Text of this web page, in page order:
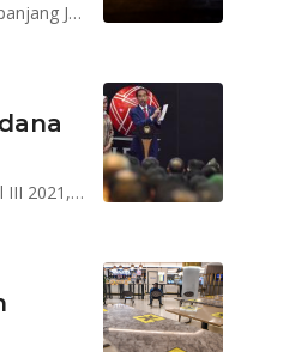
Emiten pengelola jalan tol milik negara ini meraih total pendapatan Rp8,92 triliun sepanjang Januari-Juni 2023
PT Jasa Marga (Persero) Tbk (JSMR) meraih laba bersih Rp749,42 miliar pada kuartal III 2021, meroket 374 persen dari periode yang sama tahun lalu